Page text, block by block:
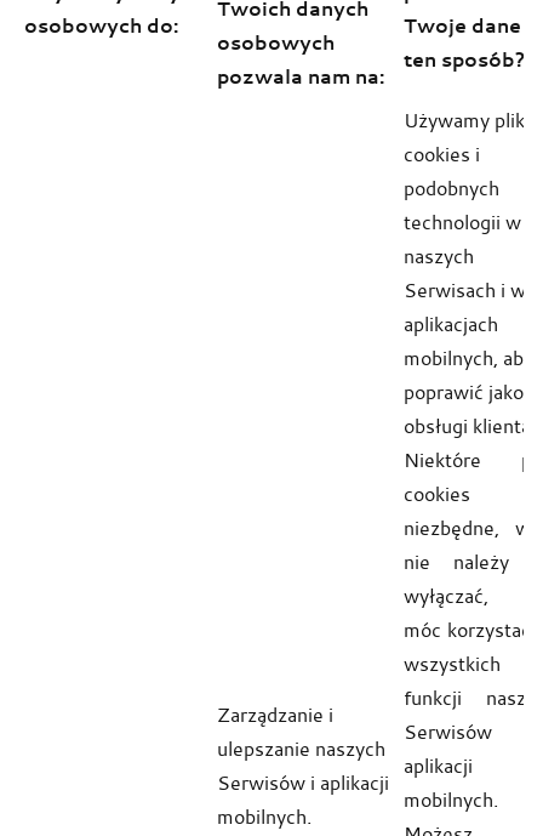
osobowych do:
Twoich danych
osobowych
pozwala nam na:
Twoje dane
ten sposób?
Zarządzanie i
ulepszanie naszych
Serwisów i aplikacji
mobilnych.
Używamy
cookies i
podobnych
technologii w
naszych
Serwisach i w
aplikacjach
mobilnych, aby
poprawić jakość
obsługi klienta.
Niektóre
cookies
niezbędne,
nie należy
wyłączać,
móc korzystać
wszystkich
funkcji
aplikacji
mobilnych.